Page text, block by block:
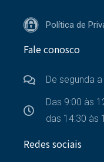
Política de
Fale conosco
De segunda
Das 9:00 às
das 14:30 às
Redes sociais